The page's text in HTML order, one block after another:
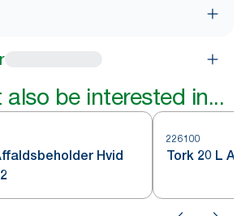
also be interested in...
Hvid
226100
Tork 20 L